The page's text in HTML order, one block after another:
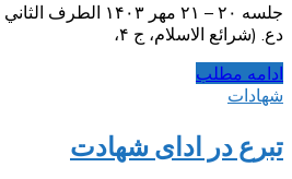
جلسه ۲۰ – ۲۱
دع. (شرائع الاسلام، ج ۴،
ادامه مطلب
شهادات
تبرع در ادای شهادت